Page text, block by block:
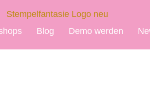
Blog Demo werden